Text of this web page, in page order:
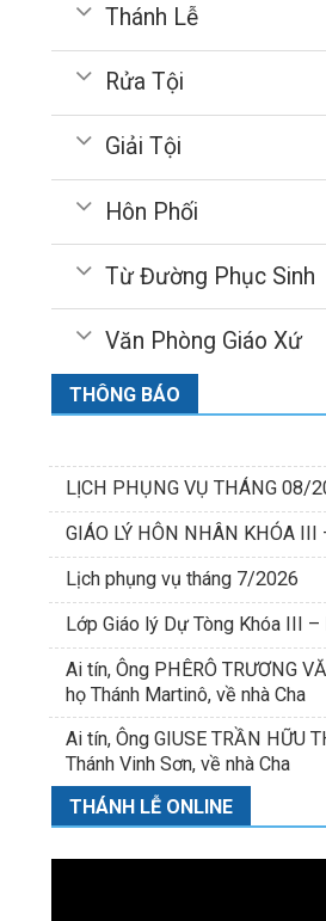
Thánh Lễ
Rửa Tội
Giải Tội
Hôn Phối
Từ Đường Phục Sinh
Văn Phòng Giáo Xứ
THÔNG BÁO
LỊCH PHỤNG VỤ THÁNG 08/
GIÁO LÝ HÔN NHÂN KHÓA
Lịch phụng vụ tháng 7/2026
Lớp Giáo lý Dự Tòng Khóa III
Ai tín, Ông PHÊRÔ TRƯƠNG
họ Thánh Martinô, về nhà Cha
Ai tín, Ông GIUSE TRẦN HỮU
Thánh Vinh Sơn, về nhà Cha
THÁNH LỄ ONLINE